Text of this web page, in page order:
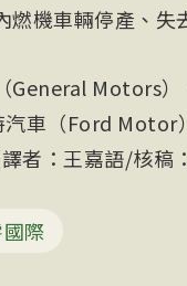
機車輛停產、失
General Motors
車（Ford Motor
者：王嘉語/核稿
際